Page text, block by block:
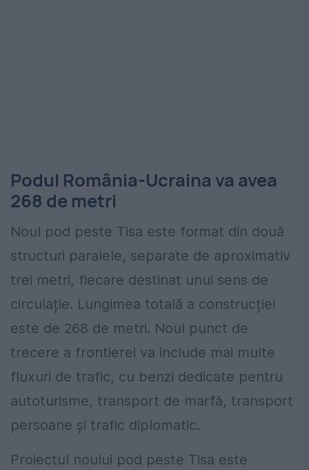
Podul România-Ucraina va avea
268 de metri
Noul pod peste Tisa este format din două
structuri paralele, separate de aproximativ
trei metri, fiecare destinat unui sens de
circulație. Lungimea totală a construcției
este de 268 de metri. Noul punct de
trecere a frontierei va include mai multe
fluxuri de trafic, cu benzi dedicate pentru
autoturisme, transport de marfă, transport
persoane și trafic diplomatic.
Proiectul noului pod peste Tisa este